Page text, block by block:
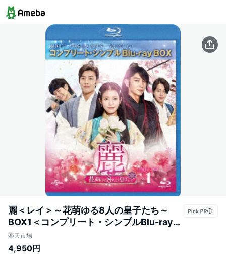
麗＜レイ＞～花萌ゆる8人の皇子たち～
BOX1＜コンプリート・シンプルBlu-ray
BOX＞【Blu-ray】 [ イ・ジュンギ ]
楽天市場
4,950円